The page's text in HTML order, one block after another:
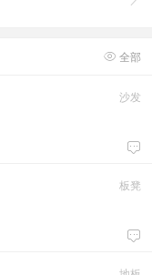
 全部
沙发

板凳
